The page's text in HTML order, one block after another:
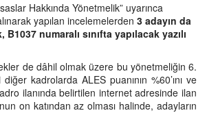
Hakkında Yönetmelik” uyarınca
yapılan incelemelerden 3 adayın da
numaralı sınıfta yapılacak yazılı
de dâhil olmak üzere bu yönetmeliğin 6.
kadrolarda ALES puanının %60’ını ve
ilanında belirtilen internet adresinde ilan
on katından az olması halinde, adayların